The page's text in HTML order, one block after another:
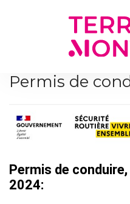
Permis de
Permis de
2024: